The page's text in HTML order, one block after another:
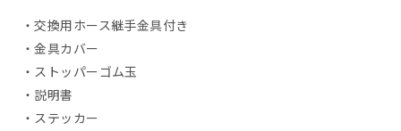
・交換用ホース継手金具付き
・金具カバー
・ストッパーゴム玉
・説明書
・ステッカー